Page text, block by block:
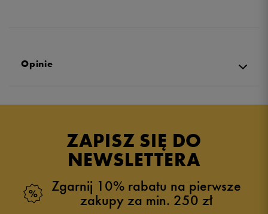
Opinie
ZAPISZ SIĘ DO
NEWSLETTERA
Zgarnij 10% rabatu na pierwsze
zakupy za min. 250 zł